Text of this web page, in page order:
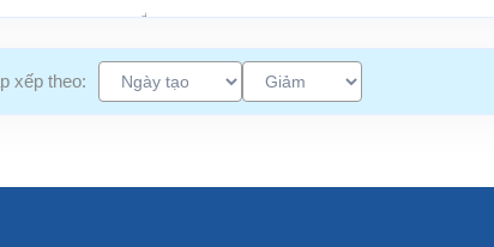
xếp theo: